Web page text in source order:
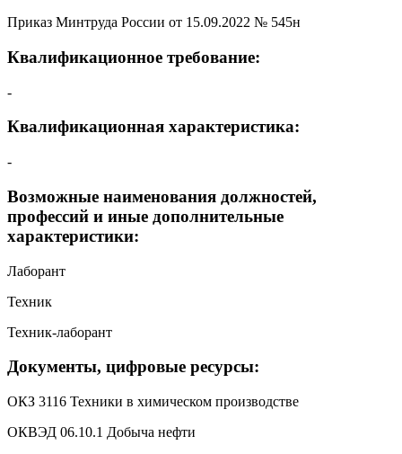
Приказ Минтруда России от 15.09.2022 № 545н
Квалификационное требование:
-
Квалификационная характеристика:
-
Возможные наименования должностей,
профессий и иные дополнительные
характеристики:
Лаборант
Техник
Техник-лаборант
Документы, цифровые ресурсы:
ОКЗ 3116 Техники в химическом производстве
ОКВЭД 06.10.1 Добыча нефти